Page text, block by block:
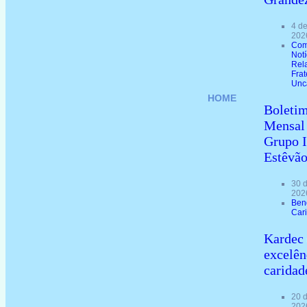
HOME
4
Boletim
Grupo
Estêvão
30
Kardec
20